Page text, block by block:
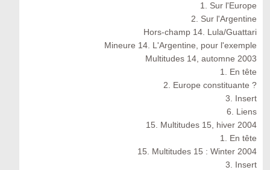
1. Sur l'Europe
2. Sur l'Argentine
Hors-champ 14. Lula/Guattari
Mineure 14. L'Argentine, pour l'exemple
Multitudes 14, automne 2003
1. En tête
2. Europe constituante ?
3. Insert
6. Liens
15. Multitudes 15, hiver 2004
1. En tête
15. Multitudes 15 : Winter 2004
3. Insert